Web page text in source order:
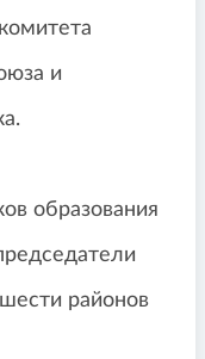
и
образования
районов